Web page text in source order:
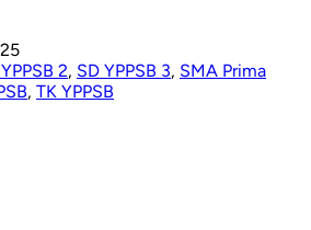
2, SD YPPSB 3, SMA Prima
, TK YPPSB